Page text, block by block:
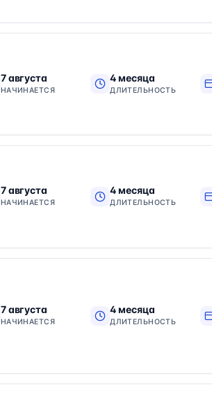
7 августа
НАЧИНАЕТСЯ
4 месяца
ДЛИТЕЛЬНОСТЬ
7 августа
НАЧИНАЕТСЯ
4 месяца
ДЛИТЕЛЬНОСТЬ
7 августа
НАЧИНАЕТСЯ
4 месяца
ДЛИТЕЛЬНОСТЬ